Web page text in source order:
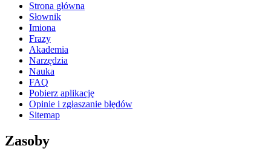
Strona główna
Słownik
Imiona
Frazy
Akademia
Narzędzia
Nauka
FAQ
Pobierz aplikację
Opinie i zgłaszanie błędów
Sitemap
Zasoby